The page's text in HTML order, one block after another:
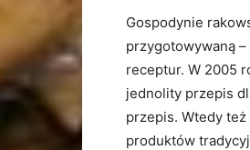
Gospodynie
przygotowywaną
receptur. W 2005
jednolity przepis
przepis. Wtedy
produktów